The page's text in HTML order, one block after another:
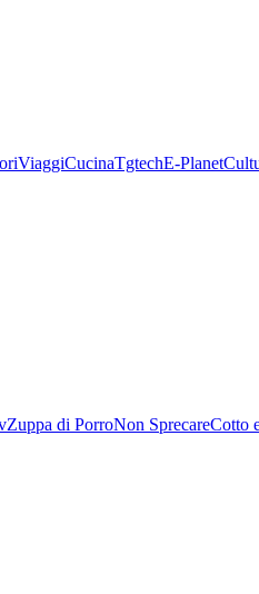
ViaggiCucinaTgtechE-Planet
Zuppa di PorroNon SprecareCotto